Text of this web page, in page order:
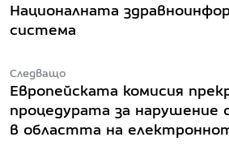
Националната
система
Следващо
Европейската комисия
процедурата за нарушение
в областта на